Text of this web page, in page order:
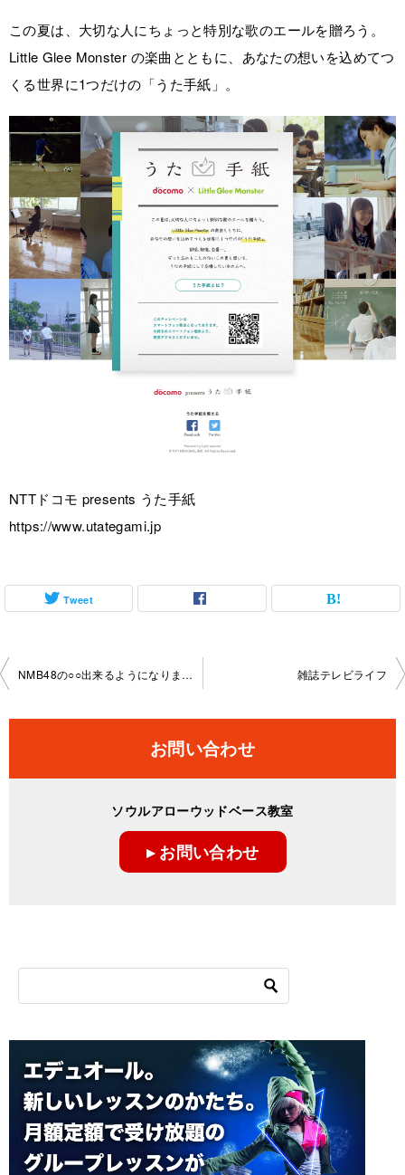
この夏は、大切な人にちょっと特別な歌のエールを贈ろう。
Little Glee Monster の楽曲とともに、あなたの想いを込めてつ
くる世界に1つだけの「うた手紙」。
NTTドコモ presents うた手紙
https://www.utategami.jp
Tweet
投
ビ
NMB48の○○出来るようになりました！ 雑誌テレビライフ
お問い合わせ
ソウルアローウッドベース教室
▸ お問い合わせ